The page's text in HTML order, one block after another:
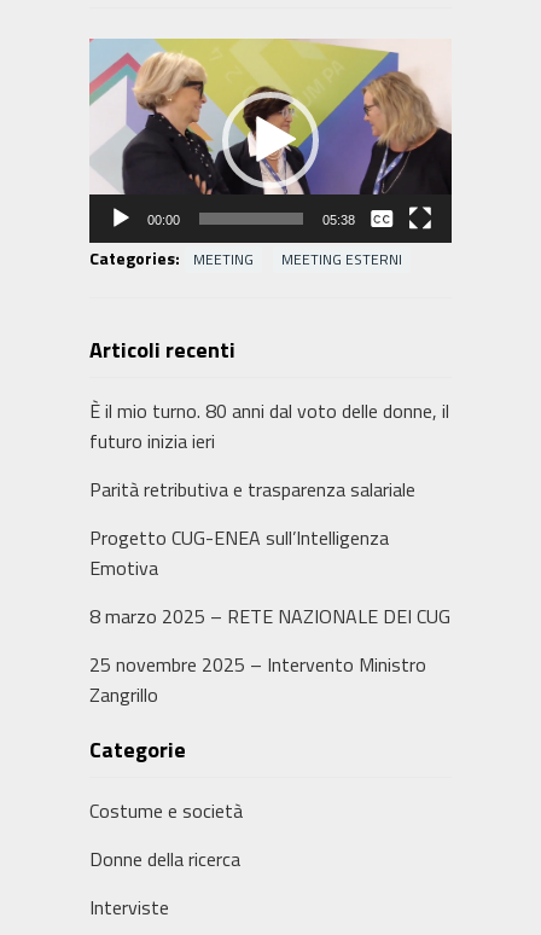
Video
Player
00:00 05:38Nessuna
Italiano
Categories: MEETING MEETING ESTERNI
Articoli recenti
È il mio turno. 80 anni dal voto delle donne, il
futuro inizia ieri
​Parità retributiva e trasparenza salariale
Progetto CUG-ENEA sull’Intelligenza
Emotiva
8 marzo 2025 – RETE NAZIONALE DEI CUG
25 novembre 2025 – Intervento Ministro
Zangrillo
Categorie
Costume e società
Donne della ricerca
Interviste